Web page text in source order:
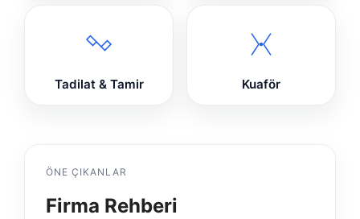
Tadilat & Tamir Kuaför
ÖNE ÇIKANLAR
Firma Rehberi